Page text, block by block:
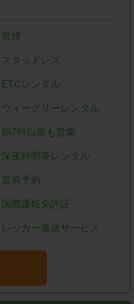
禁煙
スタッドレス
ETCレンタル
ウィークリーレンタル
朝7時以前も営業
深夜時間帯レンタル
直前予約
国際運転免許証
レッカー搬送サービス